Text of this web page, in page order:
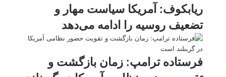
ریابکوف: آمریکا سیاست مهار و
تضعیف روسیه را ادامه می‌دهد
فرستاده ترامپ: زمان بازگشت و